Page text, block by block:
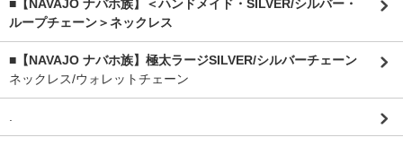
■【NAVAJO ナバホ族】＜ハンドメイド・SILVER/シルバー・
ループチェーン＞ネックレス
■【NAVAJO ナバホ族】極太ラージSILVER/シルバーチェーン
ネックレス/ウォレットチェーン
.